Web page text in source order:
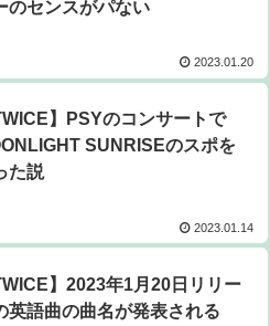
のセンスがパない
2023.01.20
】PSYのコンサートで
SUNRISEのスポを
た説
2023.01.14
】2023年1月20日リリー
英語曲の曲名が発表される